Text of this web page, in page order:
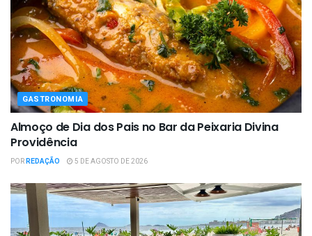
GASTRONOMIA
Almoço de Dia dos Pais no Bar da Peixaria Divina
Providência
PORREDAÇÃO 5 DE AGOSTO DE 2026